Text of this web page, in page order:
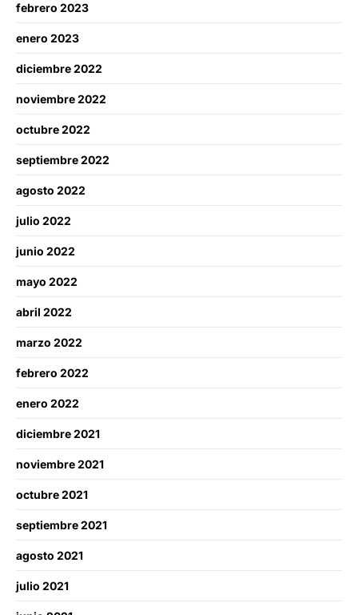
febrero 2023
enero 2023
diciembre 2022
noviembre 2022
octubre 2022
septiembre 2022
agosto 2022
julio 2022
junio 2022
mayo 2022
abril 2022
marzo 2022
febrero 2022
enero 2022
diciembre 2021
noviembre 2021
octubre 2021
septiembre 2021
agosto 2021
julio 2021